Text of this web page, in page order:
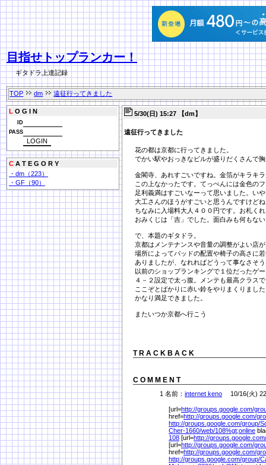
目指せトップランカー！
ギタドラ上達記録
TOP dm 遠征行ってきました
L O G I N
ID
PASS
C A T E G O R Y
・dm（223）
・GF（90）
5/30(日) 15:27 【dm】
遠征行ってきました
花の都は京都に行ってきました。
でかい駅やおっきなビルが盛りだくさんで
金閣寺、あれすごいですね。金箔がキラキ
この上なかったです。てっぺんには金色の
足利義満はすごいなーって思いました。い
大工さんのほうがすごいと思うんですけど
ちなみに入場料大人４００円です。お札く
おみくじは「吉」でした。面白みも何もな
で、本題のギタドラ。
京都はメンテナンスや音量の調整がよい店
場所によってパッドの配置や椅子の高さに
ありましたが、なれればどうって事なさそ
以前のショップランキングで１位だったゲ
４－２設定で太っ腹。メンテも最高クラス
ここぞとばかりに赤い鈴をやりまくりまし
かなり満足できました。
またいつか京都へ行こう
T R A C K B A C K
C O M M E N T
1 名前： internet keno 10/16(火)
[url=http://groups.google.com/
href=http://groups.google.com/
http://groups.google.com/group/
Cher-1660/web/108%gt;online
108 [url=http://groups.google.com/
[url=http://groups.google.com/
href=http://groups.google.com/
http://groups.google.com/group/